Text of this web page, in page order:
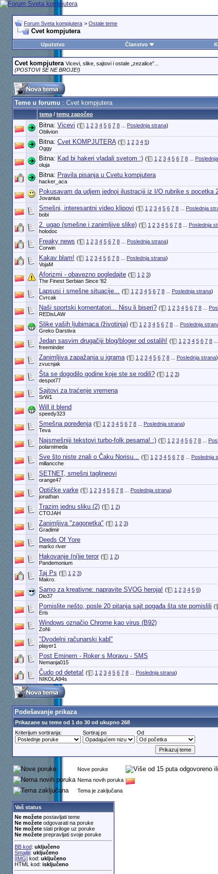
Forum Sveta kompjutera > Ostale teme
Cvet kompjutera
Uputstvo Članstvo
Cvet kompjutera Vicevi, slike, sajtovi i ostale „zezalice”...
(POSTOVI SE NE BROJE!)
Teme u forumu: Cvet kompjutera
tema/ temu započeo
Bitna: Vicevi ( 1 2 3 4 5 6 7 8... Poslednja strana)
Oblivion
Bitna: Cvet KOMPJUTERA ( 1 2 3 4 5)
Oggy
Bitna: Kad bi hakeri vladali svetom :) ( 1 2 3 4 5 6 7 8...
oluja
Bitna: Pravila pisanja u Cvetu kompjutera
hacker_aca
Pokusavam da udjem jednoj ilustraciji iz I/O rubrike s pocetka
Jovanius
Smešni, interesantni video klipovi ( 1 2 3 4 5 6 7 8... Poslednja
bobi
2. ugao (smešne i zanimljive slike) ( 1 2 3 4 5 6 7 8... Poslednja
holodoc
Freaky news ( 1 2 3 4 5 6 7 8... Poslednja strana)
Corwin
Kakav blam! ( 1 2 3 4 5 6 7 8... Poslednja strana)
VojaM
Aforizmi - obavezno pogledajte ( 1 2 3)
The Finest Serbian Since '82
Lapsusi i smešne situacije... ( 1 2 3 4 5 6 7 8... Poslednja strana)
Cvrcak
Naši sportski komentatori... Nisu li biseri? ( 1 2 3 4 5 6 7 8...
REDisLAW
Slike vaših ljubimaca (životinja) ( 1 2 3 4 5 6 7 8... Poslednja
Greko Darstiva
Jedan sasvim drugačiji blog/bloger od ostalih! ( 1 2 3 4 5 6 7 8
freeminder
Zanimljiva zapažanja u igrama ( 1 2 3 4 5 6 7 8... Poslednja strana)
zvucnjak
Šta se dogodilo godine koje ste se rodili? ( 1 2 3)
despot77
Sajtovi za traćenje vremena
SrW1
Will it blend
speedy323
Smešna poređenja ( 1 2 3 4 5 6 7 8... Poslednja strana)
Teva
Najsmešniji tekstovi turbo-folk pesama! :) ( 1 2 3 4 5 6 7 8...
polarnimeda
Sve što niste znali o Čaku Norisu... ( 1 2 3 4 5 6 7 8... Poslednja
millancche
SETNET, smešni taglineovi
orange47
Optičke varke ( 1 2 3 4 5 6 7 8... Poslednja strana)
jonathan
Trazim jednu sliku (2) ( 1 2)
CTOJAH
Zanimljiva "zagonetka" ( 1 2 3)
Gradimir
Deeds Of Yore
marko river
Hakovanje (ni)je teror ( 1 2)
Pandemonium
Taj Ps ( 1 2 3)
Makro.
Samo za kreativne: napravite SVOG heroja! ( 1 2 3 4 5 6)
Dio37
Pomislite nešto, posle 20 pitanja sajt pogađa šta ste pomislili (
Eris
Windows označio Chrome kao virus (B92)
ZoNi
"Dvodelni računarski kabl"
player1
Post Eminem - Roker s Moravu - SMS
Nemanja015
Čudo od deteta! ( 1 2 3 4 5 6 7 8... Poslednja strana)
NIKOLA94s
Podešavanje prikaza
Prikazane su teme od 1 do 30 od ukupno 268
Kriterijum sortiranja:
Sortiraj po Od
Nove poruke
Nema novih poruka
Tema je zaključana
Vaš status
Ne možetepostavljati teme
Ne možeteodgovarati na poruke
Ne možeteslati priloge uz poruke
Ne možeteprepravljati svoje poruke
BB kod: uključeno
Smajliji: uključeno
[IMG]kod: uključeno
HTML kod: isključeno